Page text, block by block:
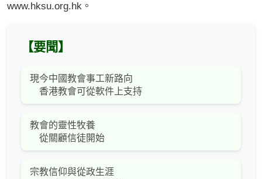
www.hksu.org.hk。
【要聞】
現今中國教會事工新路向
香港教會可從軟件上支持
教會的靈性牧養
從關顧信徒開始
宗教信仰與從政生涯